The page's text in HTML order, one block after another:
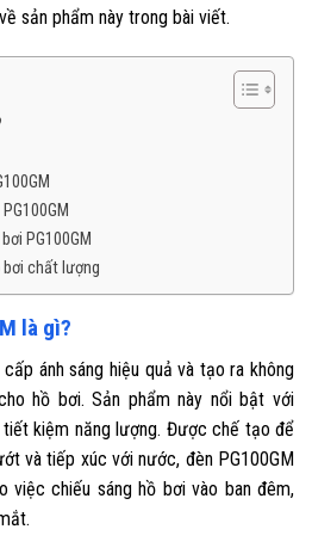
sản phẩm này trong bài viết.
PG100GM
chất lượng
là gì?
ánh sáng hiệu quả và tạo ra không
hồ bơi. Sản phẩm này nổi bật với
kiệm năng lượng. Được chế tạo để
và tiếp xúc với nước, đèn PG100GM
việc chiếu sáng hồ bơi vào ban đêm,